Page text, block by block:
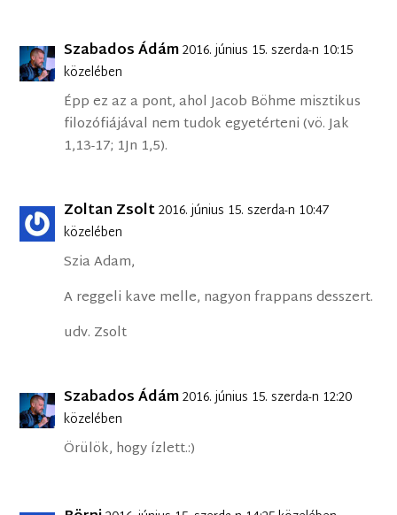
Szabados Ádám2016. június 15. szerda-n 10:15
közelében
Épp ez az a pont, ahol Jacob Böhme misztikus
filozófiájával nem tudok egyetérteni (vö. Jak
1,13-17; 1Jn 1,5).
Zoltan Zsolt2016. június 15. szerda-n 10:47
közelében
Szia Adam,
A reggeli kave melle, nagyon frappans desszert.
udv. Zsolt
Szabados Ádám2016. június 15. szerda-n 12:20
közelében
Örülök, hogy ízlett.:)